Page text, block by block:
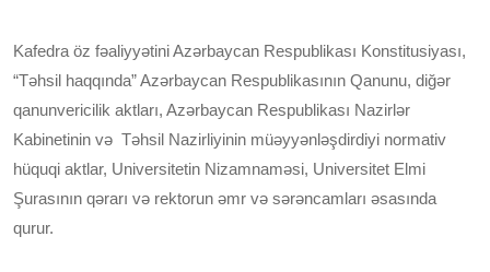
Kafedra öz fəaliyyətini Azərbaycan Respublikası Konstitusiyası,
“Təhsil haqqında” Azərbaycan Respublikasının Qanunu, diğər
qanunvericilik aktları, Azərbaycan Respublikası Nazirlər
Kabinetinin və Təhsil Nazirliyinin müəyyənləşdirdiyi normativ
hüquqi aktlar, Universitetin Nizamnaməsi, Universitet Elmi
Şurasının qərarı və rektorun əmr və sərəncamları əsasında
qurur.